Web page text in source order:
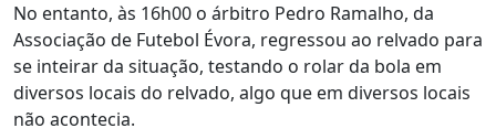
No entanto, às 16h00 o árbitro Pedro Ramalho, da
Associação de Futebol Évora, regressou ao relvado para
se inteirar da situação, testando o rolar da bola em
diversos locais do relvado, algo que em diversos locais
não acontecia.